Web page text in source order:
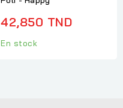
42,850 TND
En stock